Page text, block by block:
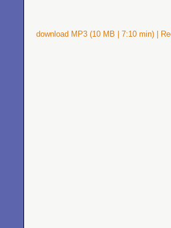
download MP3 (10 MB | 7:10 min) |